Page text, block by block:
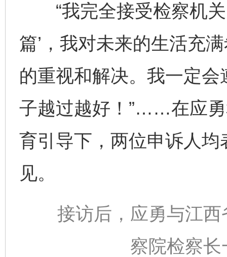
“我完全接受检察机关
篇’，我对未来的生活充
的重视和解决。我一定
子越过越好！”……在应
育引导下，两位申诉人
见。
接访后，应勇与江西
察院检察